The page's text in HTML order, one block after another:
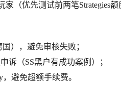
（优先测试前两笔Strategies额
），避免审核失败；
诉（SS黑户有成功案例）；
避免超额手续费。